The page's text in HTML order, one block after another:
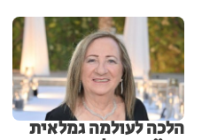
הלכה לעולמה גמלאית